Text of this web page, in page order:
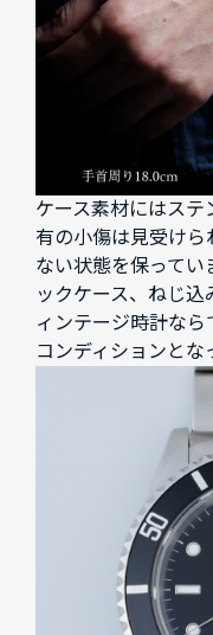
ケース素材にはステ
有の小傷は見受け
ない状態を保ってい
ックケース、ねじ
ィンテージ時計な
コンディションとな